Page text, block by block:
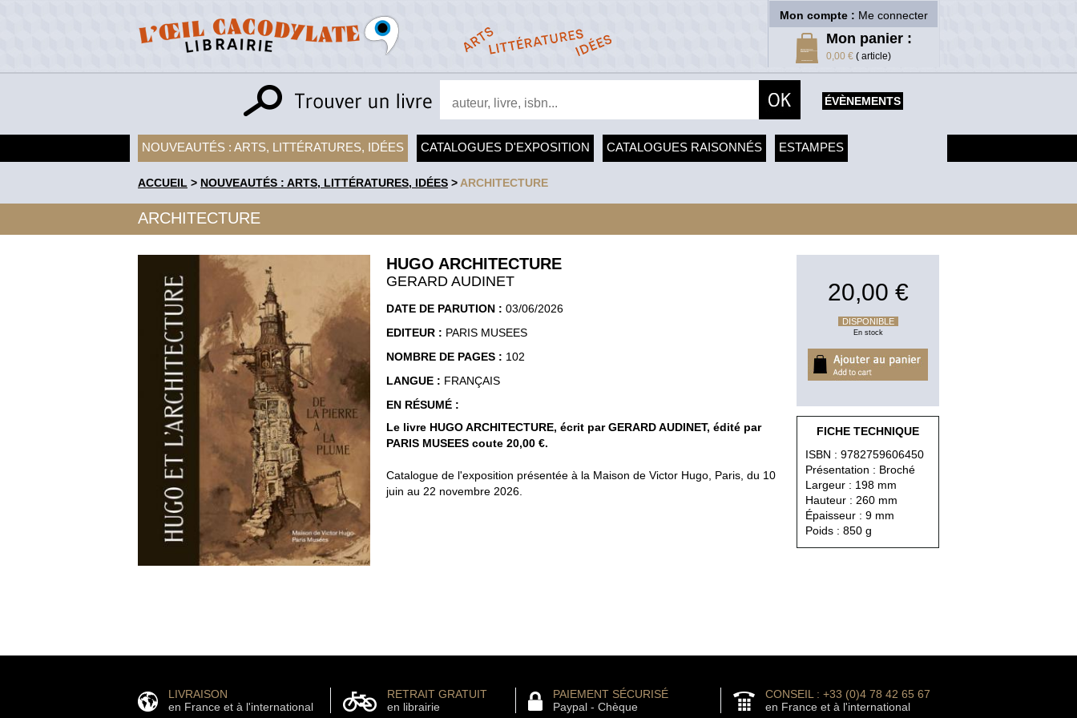
Mon compte : Me connecter
Mon panier :
0,00 € ( article)
ÉVÈNEMENTS
NOUVEAUTÉS : ARTS, LITTÉRATURES, IDÉES CATALOGUES D'EXPOSITION CATALOGUES RAISONNÉS ESTAMPES
ACCUEIL > NOUVEAUTÉS : ARTS, LITTÉRATURES, IDÉES > ARCHITECTURE
ARCHITECTURE
HUGO ARCHITECTURE
GERARD AUDINET
DATE DE PARUTION : 03/06/2026
EDITEUR : PARIS MUSEES
NOMBRE DE PAGES : 102
LANGUE : FRANÇAIS
EN RÉSUMÉ :
Le livre HUGO ARCHITECTURE, écrit par GERARD AUDINET, édité par
PARIS MUSEES coute 20,00 €.
Catalogue de l'exposition présentée à la Maison de Victor Hugo, Paris, du 10
juin au 22 novembre 2026.
20,00 €
DISPONIBLE
En stock
FICHE TECHNIQUE
ISBN : 9782759606450
Présentation : Broché
Largeur : 198 mm
Hauteur : 260 mm
Épaisseur : 9 mm
Poids : 850 g
LIVRAISON
en France et à l'international
RETRAIT GRATUIT
en librairie
PAIEMENT SÉCURISÉ
Paypal - Chèque
CONSEIL : +33 (0)4 78 42 65 67
en France et à l'international